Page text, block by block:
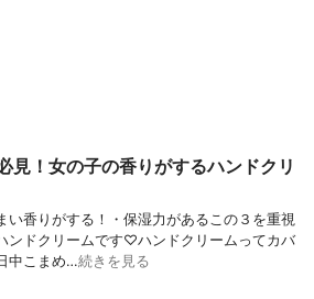
見！女の子の香りがするハンドクリ
い香りがする！・保湿力があるこの３を重視
ンドクリームです♡ハンドクリームってカバ
中こまめ…続きを見る